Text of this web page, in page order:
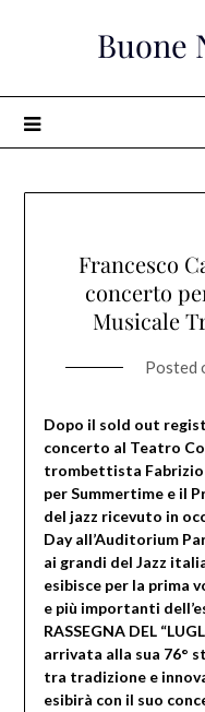
Buone
Francesco
concerto
Musicale
Posted
Dopo il sold out
concerto al Teatro
trombettista Fabrizio
per Summertime e il
del jazz ricevuto in
Day all’Auditorium
ai grandi del Jazz
esibisce per la prima
e più importanti
RASSEGNA DEL
arrivata alla sua 76°
tra tradizione e
esibirà con il suo